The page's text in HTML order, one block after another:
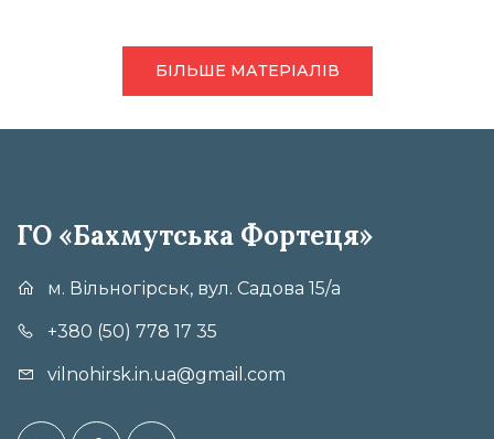
БІЛЬШЕ МАТЕРІАЛІВ
ГО «Бахмутська Фортеця»
м. Вільногірськ, вул. Садова 15/а
+380 (50) 778 17 35
vilnohirsk.in.ua@gmail.com